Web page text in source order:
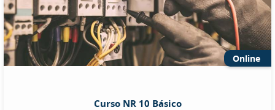
Online
Curso NR 10 Básico